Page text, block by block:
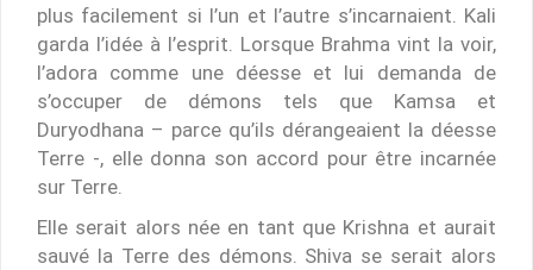
plus facilement si l’un et l’autre s’incarnaient. Kali
garda l’idée à l’esprit. Lorsque Brahma vint la voir,
l’adora comme une déesse et lui demanda de
s’occuper de démons tels que Kamsa et
Duryodhana – parce qu’ils dérangeaient la déesse
Terre -, elle donna son accord pour être incarnée
sur Terre.
Elle serait alors née en tant que Krishna et aurait
sauvé la Terre des démons. Shiva se serait alors